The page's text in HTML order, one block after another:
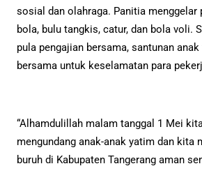
sosial dan olahraga. Panitia menggelar
bola, bulu tangkis, catur, dan bola voli.
pula pengajian bersama, santunan
bersama untuk keselamatan para
“Alhamdulillah malam tanggal 1 Mei
mengundang anak-anak yatim dan kita
buruh di Kabupaten Tangerang aman